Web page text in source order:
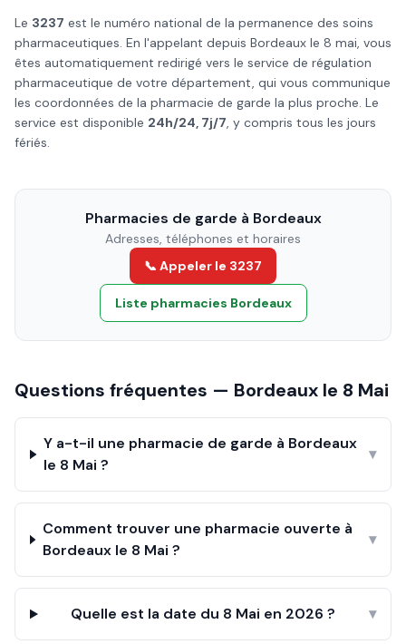
Le 3237 est le numéro national de la permanence des soins
pharmaceutiques. En l'appelant depuis Bordeaux le 8 mai, vous
êtes automatiquement redirigé vers le service de régulation
pharmaceutique de votre département, qui vous communique
les coordonnées de la pharmacie de garde la plus proche. Le
service est disponible 24h/24, 7j/7, y compris tous les jours
fériés.
Pharmacies de garde à Bordeaux
Adresses, téléphones et horaires
📞 Appeler le 3237
Liste pharmacies Bordeaux
Questions fréquentes — Bordeaux le 8 Mai
Y a-t-il une pharmacie de garde à Bordeaux
le 8 Mai ?
▾
Comment trouver une pharmacie ouverte à
Bordeaux le 8 Mai ?
▾
Quelle est la date du 8 Mai en 2026 ? ▾